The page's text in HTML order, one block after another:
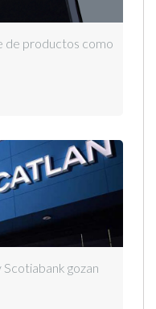
de productos como
gozan